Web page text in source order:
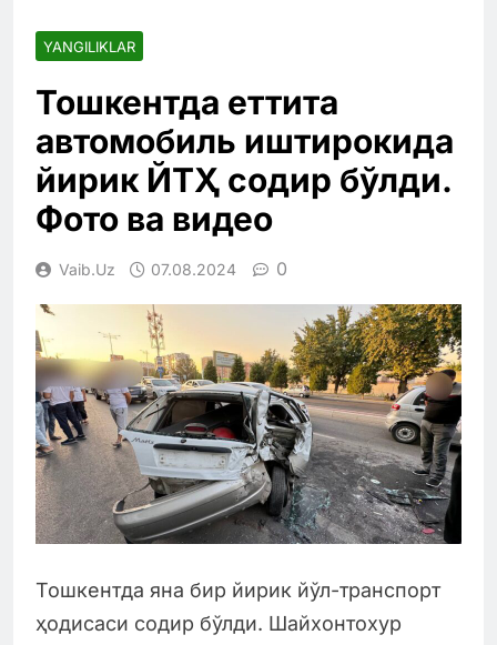
YANGILIKLAR
Тошкентда еттита
автомобиль иштирокида
йирик ЙТҲ содир бўлди.
Фото ва видео
Vaib.uz 07.08.2024 0
Тошкентда яна бир йирик йўл-транспорт
ҳодисаси содир бўлди. Шайхонтохур